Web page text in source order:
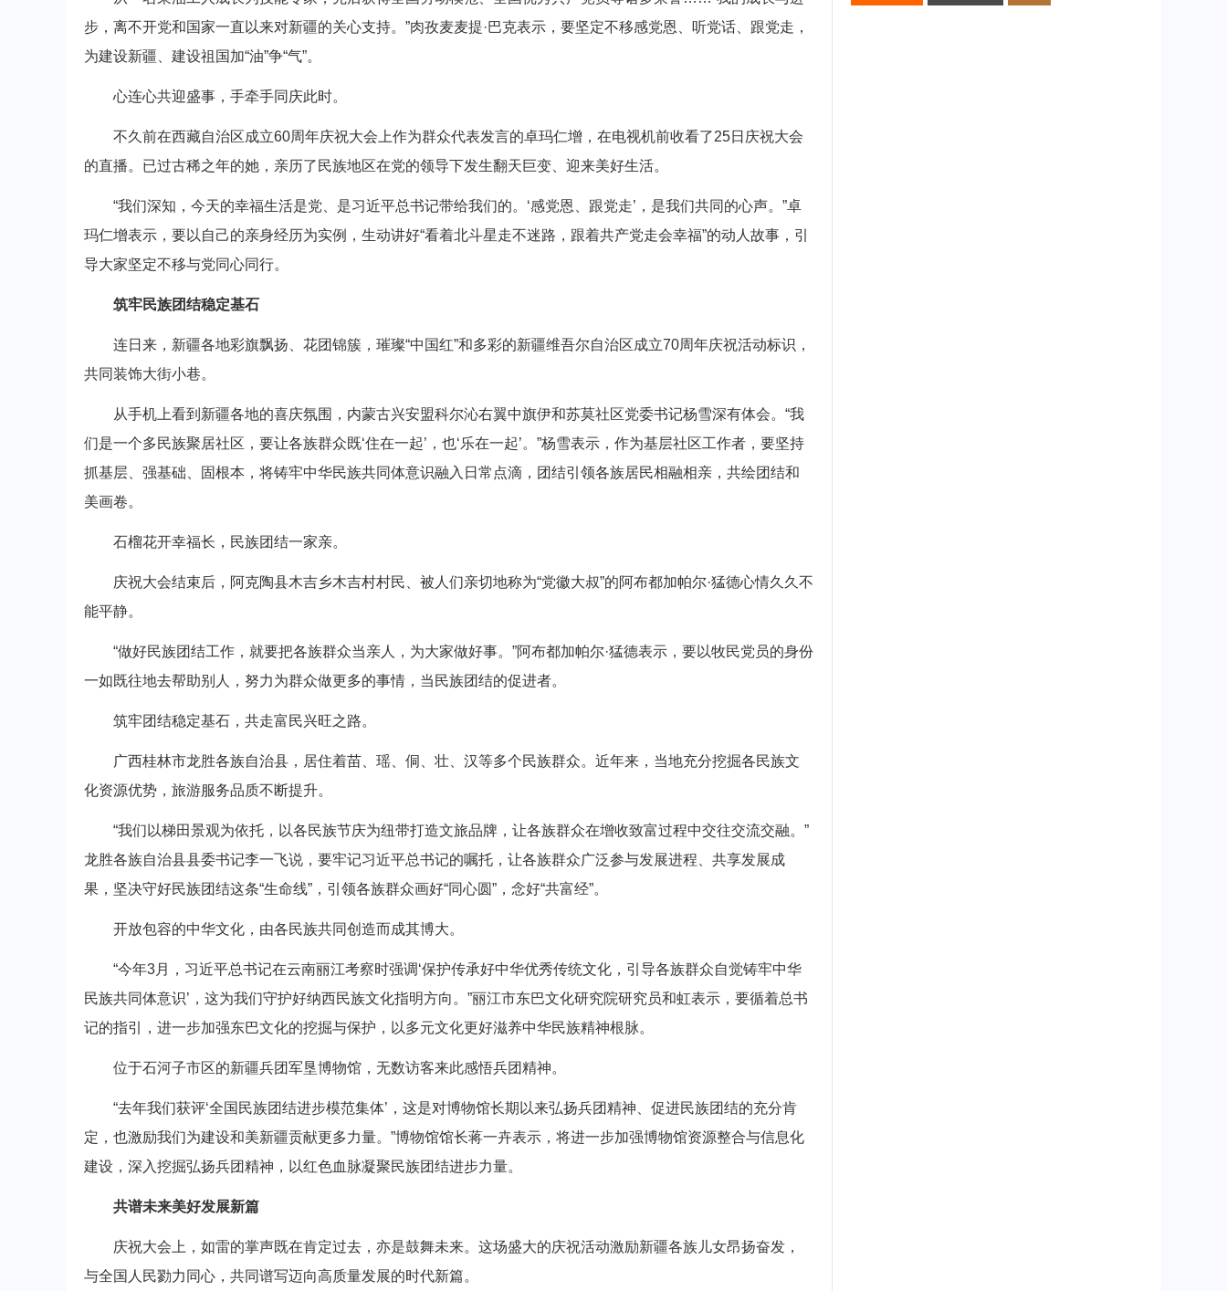
步，离不开党和国家一直以来对新疆的关心支持。”肉孜麦麦提·巴克表示，要坚定不移感党恩、听党话、跟党走，
为建设新疆、建设祖国加“油”争“气”。
心连心共迎盛事，手牵手同庆此时。
不久前在西藏自治区成立60周年庆祝大会上作为群众代表发言的卓玛仁增，在电视机前收看了25日庆祝大会
的直播。已过古稀之年的她，亲历了民族地区在党的领导下发生翻天巨变、迎来美好生活。
“我们深知，今天的幸福生活是党、是习近平总书记带给我们的。‘感党恩、跟党走’，是我们共同的心声。”卓
玛仁增表示，要以自己的亲身经历为实例，生动讲好“看着北斗星走不迷路，跟着共产党走会幸福”的动人故事，引
导大家坚定不移与党同心同行。
筑牢民族团结稳定基石
连日来，新疆各地彩旗飘扬、花团锦簇，璀璨“中国红”和多彩的新疆维吾尔自治区成立70周年庆祝活动标识，
共同装饰大街小巷。
从手机上看到新疆各地的喜庆氛围，内蒙古兴安盟科尔沁右翼中旗伊和苏莫社区党委书记杨雪深有体会。“我
们是一个多民族聚居社区，要让各族群众既‘住在一起’，也‘乐在一起’。”杨雪表示，作为基层社区工作者，要坚持
抓基层、强基础、固根本，将铸牢中华民族共同体意识融入日常点滴，团结引领各族居民相融相亲，共绘团结和
美画卷。
石榴花开幸福长，民族团结一家亲。
庆祝大会结束后，阿克陶县木吉乡木吉村村民、被人们亲切地称为“党徽大叔”的阿布都加帕尔·猛德心情久久不
能平静。
“做好民族团结工作，就要把各族群众当亲人，为大家做好事。”阿布都加帕尔·猛德表示，要以牧民党员的身份
一如既往地去帮助别人，努力为群众做更多的事情，当民族团结的促进者。
筑牢团结稳定基石，共走富民兴旺之路。
广西桂林市龙胜各族自治县，居住着苗、瑶、侗、壮、汉等多个民族群众。近年来，当地充分挖掘各民族文
化资源优势，旅游服务品质不断提升。
“我们以梯田景观为依托，以各民族节庆为纽带打造文旅品牌，让各族群众在增收致富过程中交往交流交融。”
龙胜各族自治县县委书记李一飞说，要牢记习近平总书记的嘱托，让各族群众广泛参与发展进程、共享发展成
果，坚决守好民族团结这条“生命线”，引领各族群众画好“同心圆”，念好“共富经”。
开放包容的中华文化，由各民族共同创造而成其博大。
“今年3月，习近平总书记在云南丽江考察时强调‘保护传承好中华优秀传统文化，引导各族群众自觉铸牢中华
民族共同体意识’，这为我们守护好纳西民族文化指明方向。”丽江市东巴文化研究院研究员和虹表示，要循着总书
记的指引，进一步加强东巴文化的挖掘与保护，以多元文化更好滋养中华民族精神根脉。
位于石河子市区的新疆兵团军垦博物馆，无数访客来此感悟兵团精神。
“去年我们获评‘全国民族团结进步模范集体’，这是对博物馆长期以来弘扬兵团精神、促进民族团结的充分肯
定，也激励我们为建设和美新疆贡献更多力量。”博物馆馆长蒋一卉表示，将进一步加强博物馆资源整合与信息化
建设，深入挖掘弘扬兵团精神，以红色血脉凝聚民族团结进步力量。
共谱未来美好发展新篇
庆祝大会上，如雷的掌声既在肯定过去，亦是鼓舞未来。这场盛大的庆祝活动激励新疆各族儿女昂扬奋发，
与全国人民勠力同心，共同谱写迈向高质量发展的时代新篇。